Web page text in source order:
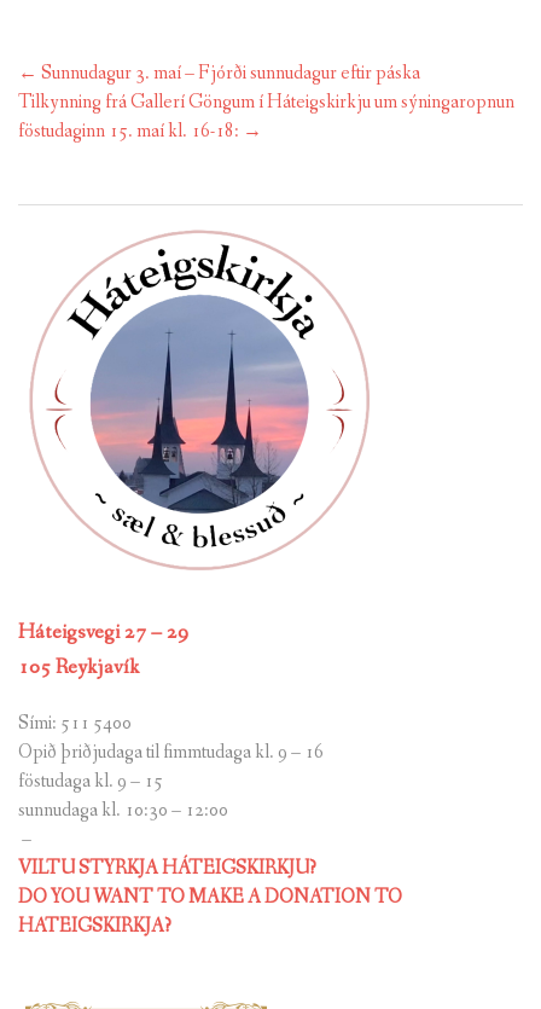
Post
navigation
← Sunnudagur 3. maí – Fjórði sunnudagur eftir páska
Tilkynning frá Gallerí Göngum í Háteigskirkju um sýningaropnun
föstudaginn 15. maí kl. 16-18: →
Háteigsvegi 27 – 29
105 Reykjavík
Sími: 511 5400
Opið þriðjudaga til fimmtudaga kl. 9 – 16
föstudaga kl. 9 – 15
sunnudaga kl. 10:30 – 12:00
–
VILTU STYRKJA HÁTEIGSKIRKJU?
DO YOU WANT TO MAKE A DONATION TO
HATEIGSKIRKJA?